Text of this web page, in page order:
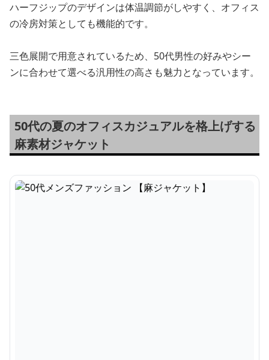
ハーフジップのデザインは体温調節がしやすく、オフィス
の冷房対策としても機能的です。
三色展開で用意されているため、50代男性の好みやシー
ンに合わせて選べる汎用性の高さも魅力となっています。
50代の夏のオフィスカジュアルを格上げする
麻素材ジャケット